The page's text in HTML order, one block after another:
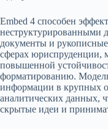
Embed 4 способен
неструктурированными
документы и
сферах юриспруденции,
повышенной
форматированию.
информации в крупных
аналитических данных,
скрытые идеи и